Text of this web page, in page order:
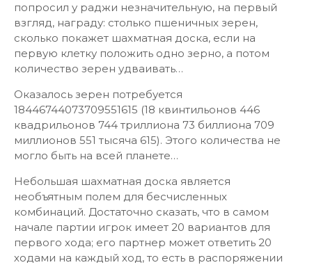
попросил у раджи незначительную, на первый
взгляд, награду: столько пшеничных зерен,
сколько покажет шахматная доска, если на
первую клетку положить одно зерно, а потом
количество зерен удваивать…
Оказалось зерен потребуется
18446744073709551615 (18 квинтильонов 446
квадрильонов 744 триллиона 73 биллиона 709
миллионов 551 тысяча 615). Этого количества не
могло быть на всей планете…
Небольшая шахматная доска является
необъятным полем для бесчисленных
комбинаций. Достаточно сказать, что в самом
начале партии игрок имеет 20 вариантов для
первого хода; его партнер может ответить 20
ходами на каждый ход, то есть в распоряжении